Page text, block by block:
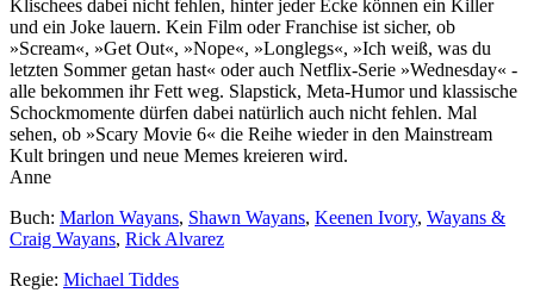
Klischees dabei nicht fehlen, hinter jeder Ecke können ein Killer
und ein Joke lauern. Kein Film oder Franchise ist sicher, ob
»Scream«, »Get Out«, »Nope«, »Longlegs«, »Ich weiß, was du
letzten Sommer getan hast« oder auch Netflix-Serie »Wednesday« -
alle bekommen ihr Fett weg. Slapstick, Meta-Humor und klassische
Schockmomente dürfen dabei natürlich auch nicht fehlen. Mal
sehen, ob »Scary Movie 6« die Reihe wieder in den Mainstream
Kult bringen und neue Memes kreieren wird.
Anne
Buch: Marlon Wayans, Shawn Wayans, Keenen Ivory, Wayans &
Craig Wayans, Rick Alvarez
Regie: Michael Tiddes